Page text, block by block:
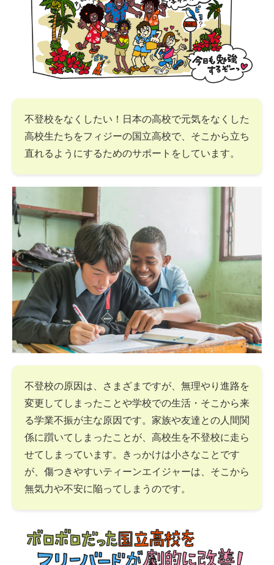
不登校をなくしたい！日本の高校で元気をなくした
高校生たちをフィジーの国立高校で、そこから立ち
直れるようにするためのサポートをしています。
不登校の原因は、さまざまですが、無理やり進路を
変更してしまったことや学校での生活・そこから来
る学業不振が主な原因です。家族や友達との人間関
係に躓いてしまったことが、高校生を不登校に走ら
せてしまっています。きっかけは小さなことです
が、傷つきやすいティーンエイジャーは、そこから
無気力や不安に陥ってしまうのです。